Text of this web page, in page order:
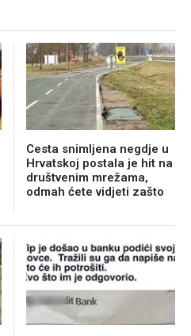
Cesta snimljena negdje u
Hrvatskoj postala je hit na
društvenim mrežama,
odmah ćete vidjeti zašto